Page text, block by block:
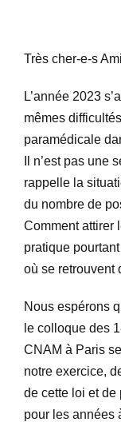
Boîte à outils
Adhésion
Congrès
Offre d’emploi
Contact
Connexion
Très cher-e-s
L’année 2023
mêmes
paramédicale
Il n’est pas une
rappelle la
du nombre de
Comment attirer
pratique
où se retrouvent
Nous espérons
le colloque des
CNAM à Paris
notre exercice,
de cette loi et de
pour les années